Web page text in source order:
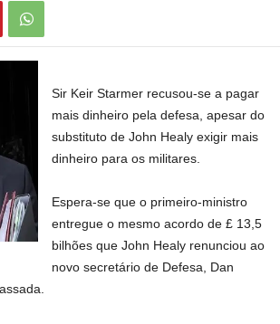
Sir Keir Starmer recusou-se a pagar
mais dinheiro pela defesa, apesar do
substituto de John Healy exigir mais
dinheiro para os militares.
Espera-se que o primeiro-ministro
entregue o mesmo acordo de £ 13,5
bilhões que John Healy renunciou ao
novo secretário de Defesa, Dan